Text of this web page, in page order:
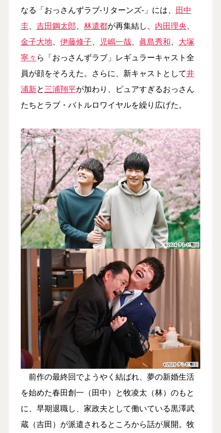
なる「おっさんずラブ-リターンズ-」には、 田中
圭、 吉田鋼太郎、 林遣都が再集結し、 内田理央、
金子大地、 伊藤修子、 児嶋一哉、 眞島秀和、 大塚
寧々 ら「おっさんずラブ」レギュラーキャスト全
員が顔をそろえた。さらに、新キャストとして井
浦新と三浦翔平が加わり、ピュアすぎるおっさん
たちとラブ・バトルロワイヤルを繰り広げた。
前作の最終回でようやく結ばれ、夢の新婚生活
を始めた春田創一（田中）と牧凌太（林）のもと
に、早期退職し、家政夫として働いている黒澤武
蔵（吉田）が派遣されるところから話が展開。牧